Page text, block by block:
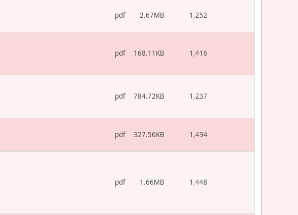
pdf 2.67MB 1,252
pdf 168.11KB 1,416
pdf 784.72KB 1,237
pdf 327.56KB 1,494
pdf 1.66MB 1,448